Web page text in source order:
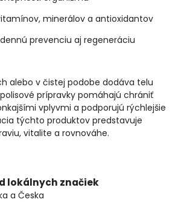
minerálov a antioxidantov
prevenciu aj regeneráciu
alebo v čistej podobe dodáva telu
prípravky pomáhajú chrániť
vplyvmi a podporujú rýchlejšie
týchto produktov predstavuje
vitalite a rovnováhe.
lokálnych značiek
a Česka